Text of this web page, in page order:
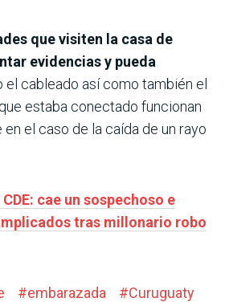
que visiten la casa de
evidencias y pueda
el cableado así como también el
estaba conectado funcionan
el caso de la caída de un rayo
cae un sospechoso e
tras millonario robo
#embarazada #Curuguaty